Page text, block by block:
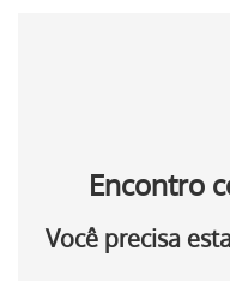
Encontro
Você precisa